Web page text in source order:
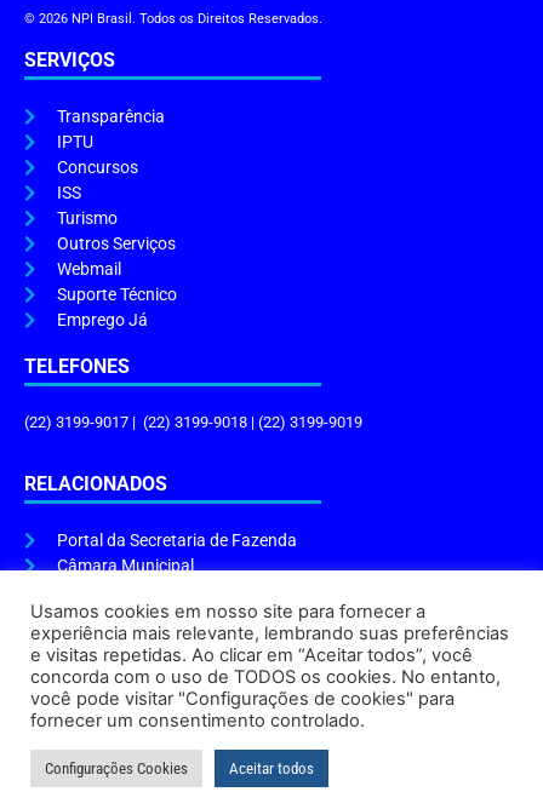
© 2026 NPI Brasil. Todos os Direitos Reservados.
SERVIÇOS
Transparência
IPTU
Concursos
ISS
Turismo
Outros Serviços
Webmail
Suporte Técnico
Emprego Já
TELEFONES
(22) 3199-9017 | (22) 3199-9018 | (22) 3199-9019
RELACIONADOS
Portal da Secretaria de Fazenda
Câmara Municipal
ENDEREÇO E HORÁRIO
Endereço:Praça Tiradentes, s/n – Centro, Cabo Frio – RJ, 28906-290
Atendimento do Protocolo Geral da Prefeitura:9h às 16h
Horário de Funcionamento:
8h às 17h
Usamos cookies em nosso site para fornecer a
experiência mais relevante, lembrando suas preferências
e visitas repetidas. Ao clicar em “Aceitar todos”, você
concorda com o uso de TODOS os cookies. No entanto,
você pode visitar "Configurações de cookies" para
fornecer um consentimento controlado.
Configurações Cookies Aceitar todos